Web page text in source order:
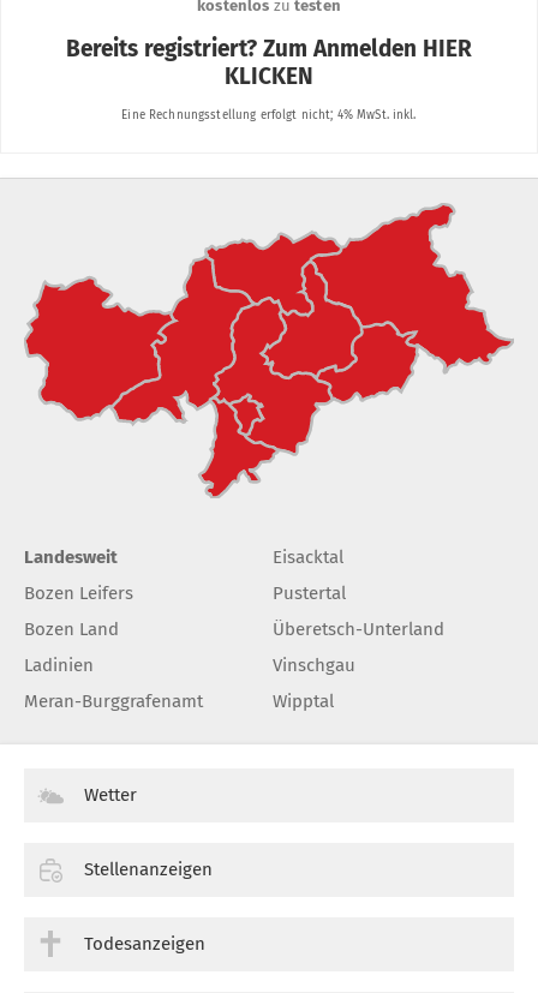
Landesweit
Bozen Leifers
Bozen Land
Ladinien
Meran-Burggrafenamt
Eisacktal
Pustertal
Überetsch-Unterland
Vinschgau
Wipptal
Wetter
Stellenanzeigen
Todesanzeigen